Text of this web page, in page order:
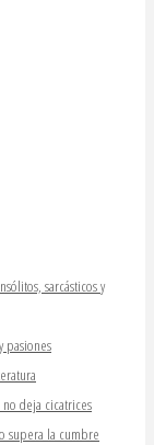
sarcásticos y
pasiones
no deja cicatrices
supera la cumbre